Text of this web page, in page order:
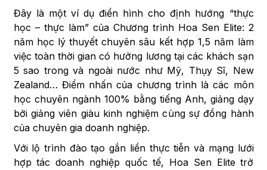
Đây là một ví dụ điển hình cho định hướng “thực
học – thực làm” của Chương trình Hoa Sen Elite: 2
năm học lý thuyết chuyên sâu kết hợp 1,5 năm làm
việc toàn thời gian có hưởng lương tại các khách sạn
5 sao trong và ngoài nước như Mỹ, Thụy Sĩ, New
Zealand… Điểm nhấn của chương trình là các môn
học chuyên ngành 100% bằng tiếng Anh, giảng dạy
bởi giảng viên giàu kinh nghiệm cùng sự đồng hành
của chuyên gia doanh nghiệp.
Với lộ trình đào tạo gắn liền thực tiễn và mạng lưới
hợp tác doanh nghiệp quốc tế, Hoa Sen Elite trở